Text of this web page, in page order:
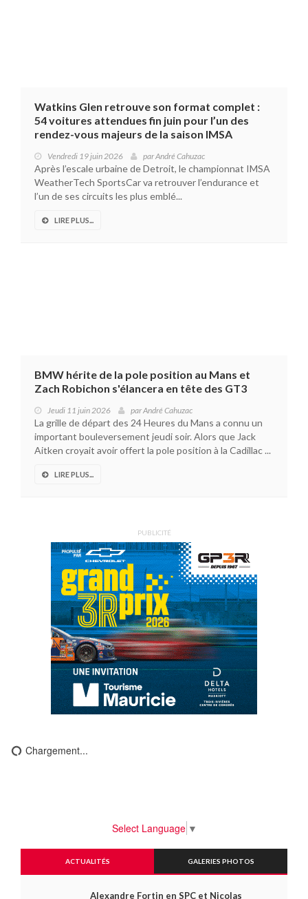
Watkins Glen retrouve son format complet :
54 voitures attendues fin juin pour l’un des
rendez-vous majeurs de la saison IMSA
Vendredi 19 juin 2026 parAndré Cahuzac
Après l’escale urbaine de Detroit, le championnat IMSA
WeatherTech SportsCar va retrouver l’endurance et
l’un de ses circuits les plus emblé...
LIRE PLUS...
BMW hérite de la pole position au Mans et
Zach Robichon s'élancera en tête des GT3
Jeudi 11 juin 2026 parAndré Cahuzac
La grille de départ des 24 Heures du Mans a connu un
important bouleversement jeudi soir. Alors que Jack
Aitken croyait avoir offert la pole position à la Cadillac ...
LIRE PLUS...
PUBLICITÉ
Chargement...
Select Language ▼
ACTUALITÉS GALERIES PHOTOS
Alexandre Fortin en SPC et Nicolas